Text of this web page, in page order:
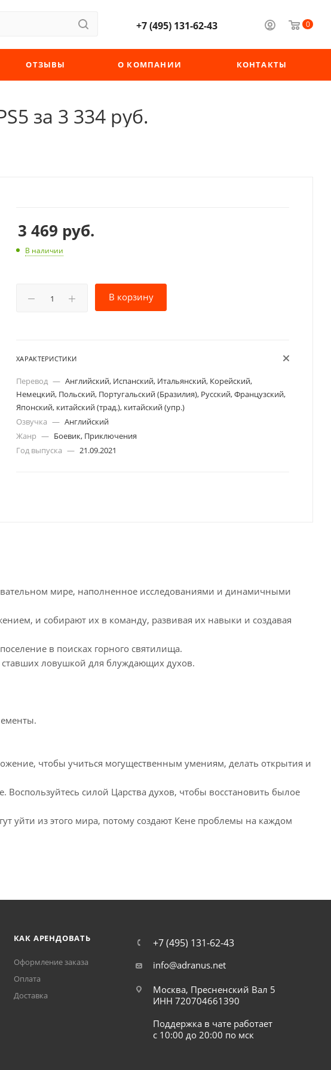
0
+7 (495) 131-62-43
ОТЗЫВЫ О КОМПАНИИ КОНТАКТЫ
за 3 334 руб.
3 469 руб.
В наличии
В корзину
ХАРАКТЕРИСТИКИ
Перевод — Английский, Испанский, Итальянский, Корейский,
Немецкий, Польский, Португальский (Бразилия), Русский, Французский,
Японский, китайский (трад.), китайский (упр.)
Озвучка — Английский
Жанр — Боевик, Приключения
Год выпуска — 21.09.2021
мире, наполненное исследованиями и динамичными
и собирают их в команду, развивая их навыки и создавая
в поисках горного святилища.
ставших ловушкой для блуждающих духов.
чтобы учиться могущественным умениям, делать открытия и
Воспользуйтесь силой Царства духов, чтобы восстановить былое
уйти из этого мира, потому создают Кене проблемы на каждом
КАК АРЕНДОВАТЬ
Оформление заказа
Оплата
Доставка
+7 (495) 131-62-43
info@adranus.net
Москва, Пресненский Вал 5
ИНН 720704661390
Поддержка в чате работает
с 10:00 до 20:00 по мск